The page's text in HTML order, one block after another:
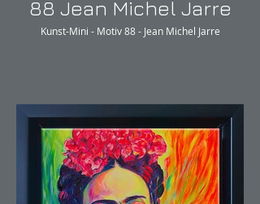
88 Jean Michel Jarre
Kunst-Mini - Motiv 88 - Jean Michel Jarre